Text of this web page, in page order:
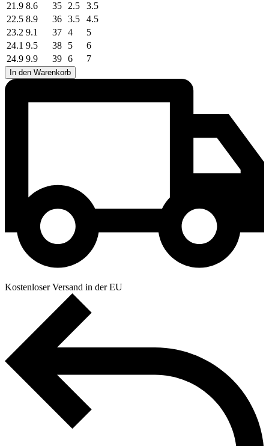
21.9 8.6 35 2.5
3.5
22.5 8.9 36 3.5
4.5
23.2 9.1 37 4
5
24.1 9.5 38 5
6
24.9 9.9 39 6 7
In den Warenkorb
Kostenloser Versand in der EU